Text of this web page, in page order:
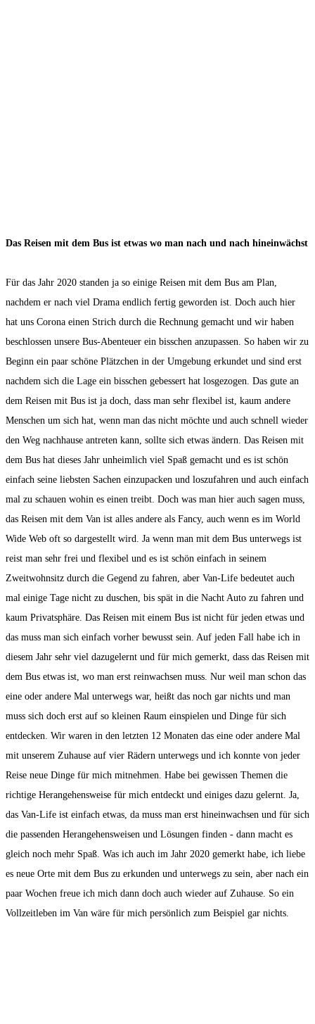
Das Reisen mit dem Bus ist etwas wo man nach und nach hineinwächst
Für das Jahr 2020 standen ja so einige Reisen mit dem Bus am Plan,
nachdem er nach viel Drama endlich fertig geworden ist. Doch auch hier
hat uns Corona einen Strich durch die Rechnung gemacht und wir haben
beschlossen unsere Bus-Abenteuer ein bisschen anzupassen. So haben wir zu
Beginn ein paar schöne Plätzchen in der Umgebung erkundet und sind erst
nachdem sich die Lage ein bisschen gebessert hat losgezogen. Das gute an
dem Reisen mit Bus ist ja doch, dass man sehr flexibel ist, kaum andere
Menschen um sich hat, wenn man das nicht möchte und auch schnell wieder
den Weg nachhause antreten kann, sollte sich etwas ändern. Das Reisen mit
dem Bus hat dieses Jahr unheimlich viel Spaß gemacht und es ist schön
einfach seine liebsten Sachen einzupacken und loszufahren und auch einfach
mal zu schauen wohin es einen treibt. Doch was man hier auch sagen muss,
das Reisen mit dem Van ist alles andere als Fancy, auch wenn es im World
Wide Web oft so dargestellt wird. Ja wenn man mit dem Bus unterwegs ist
reist man sehr frei und flexibel und es ist schön einfach in seinem
Zweitwohnsitz durch die Gegend zu fahren, aber Van-Life bedeutet auch
mal einige Tage nicht zu duschen, bis spät in die Nacht Auto zu fahren und
kaum Privatsphäre. Das Reisen mit einem Bus ist nicht für jeden etwas und
das muss man sich einfach vorher bewusst sein. Auf jeden Fall habe ich in
diesem Jahr sehr viel dazugelernt und für mich gemerkt, dass das Reisen mit
dem Bus etwas ist, wo man erst reinwachsen muss. Nur weil man schon das
eine oder andere Mal unterwegs war, heißt das noch gar nichts und man
muss sich doch erst auf so kleinen Raum einspielen und Dinge für sich
entdecken. Wir waren in den letzten 12 Monaten das eine oder andere Mal
mit unserem Zuhause auf vier Rädern unterwegs und ich konnte von jeder
Reise neue Dinge für mich mitnehmen. Habe bei gewissen Themen die
richtige Herangehensweise für mich entdeckt und einiges dazu gelernt. Ja,
das Van-Life ist einfach etwas, da muss man erst hineinwachsen und für sich
die passenden Herangehensweisen und Lösungen finden - dann macht es
gleich noch mehr Spaß. Was ich auch im Jahr 2020 gemerkt habe, ich liebe
es neue Orte mit dem Bus zu erkunden und unterwegs zu sein, aber nach ein
paar Wochen freue ich mich dann doch auch wieder auf Zuhause. So ein
Vollzeitleben im Van wäre für mich persönlich zum Beispiel gar nichts.